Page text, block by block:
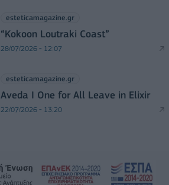
esteticamagazine.gr
“Kokoon Loutraki Coast”
28/07/2026 - 12:07
esteticamagazine.gr
Aveda I One for All Leave in Elixir
22/07/2026 - 13:20